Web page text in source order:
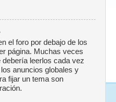
el foro por debajo de los
página. Muchas veces
leerlos cada vez
anuncios globales y
fijar un tema son